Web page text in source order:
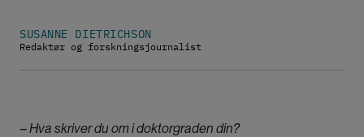
SUSANNE DIETRICHSON
Redaktør og forskningsjournalist
– Hva skriver du om i doktorgraden din?